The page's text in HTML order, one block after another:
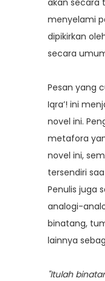
akan secara
menyelami
dipikirkan
secara
Pesan yang
Iqra’! ini
novel ini.
metafora
novel ini,
tersendiri
Penulis juga
analogi-
binatang,
lainnya
"Itulah